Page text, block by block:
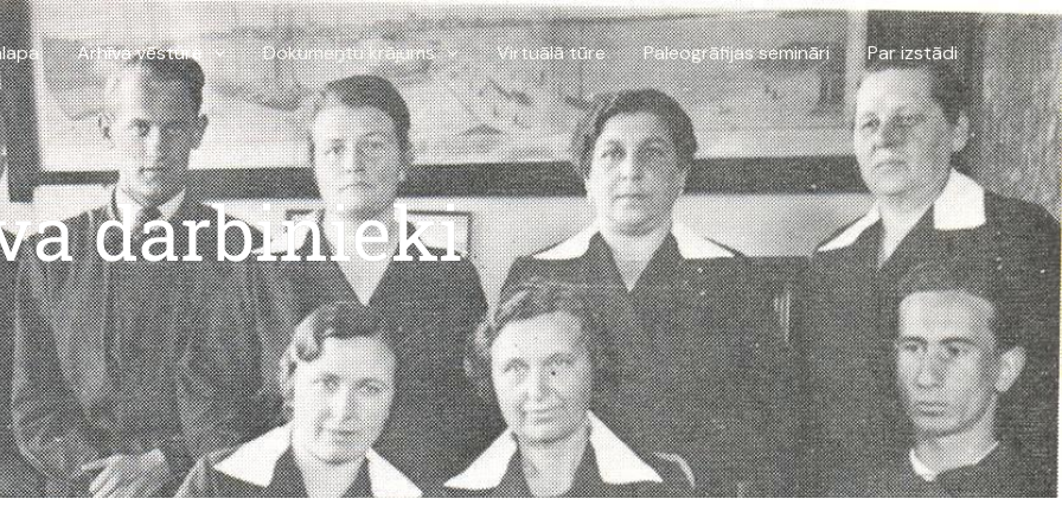
Arhīva vēsture Dokumentu krājums Virtuālā tūre Paleogrāfijas semināri Par izstādi
darbinieki